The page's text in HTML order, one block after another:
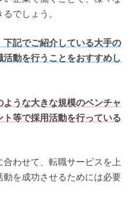
でしょう。
記でご紹介している大手の
動を行うことをおすすめし
うな大きな規模のベンチャ
等で採用活動を行っている
わせて、転職サービスを上
を成功させるためには必要